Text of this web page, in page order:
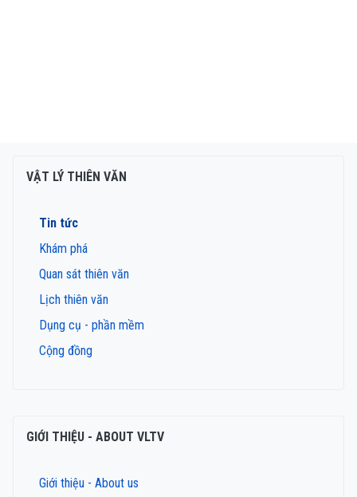
VẬT LÝ THIÊN VĂN
Tin tức
Khám phá
Quan sát thiên văn
Lịch thiên văn
Dụng cụ - phần mềm
Cộng đồng
GIỚI THIỆU - ABOUT VLTV
Giới thiệu - About us